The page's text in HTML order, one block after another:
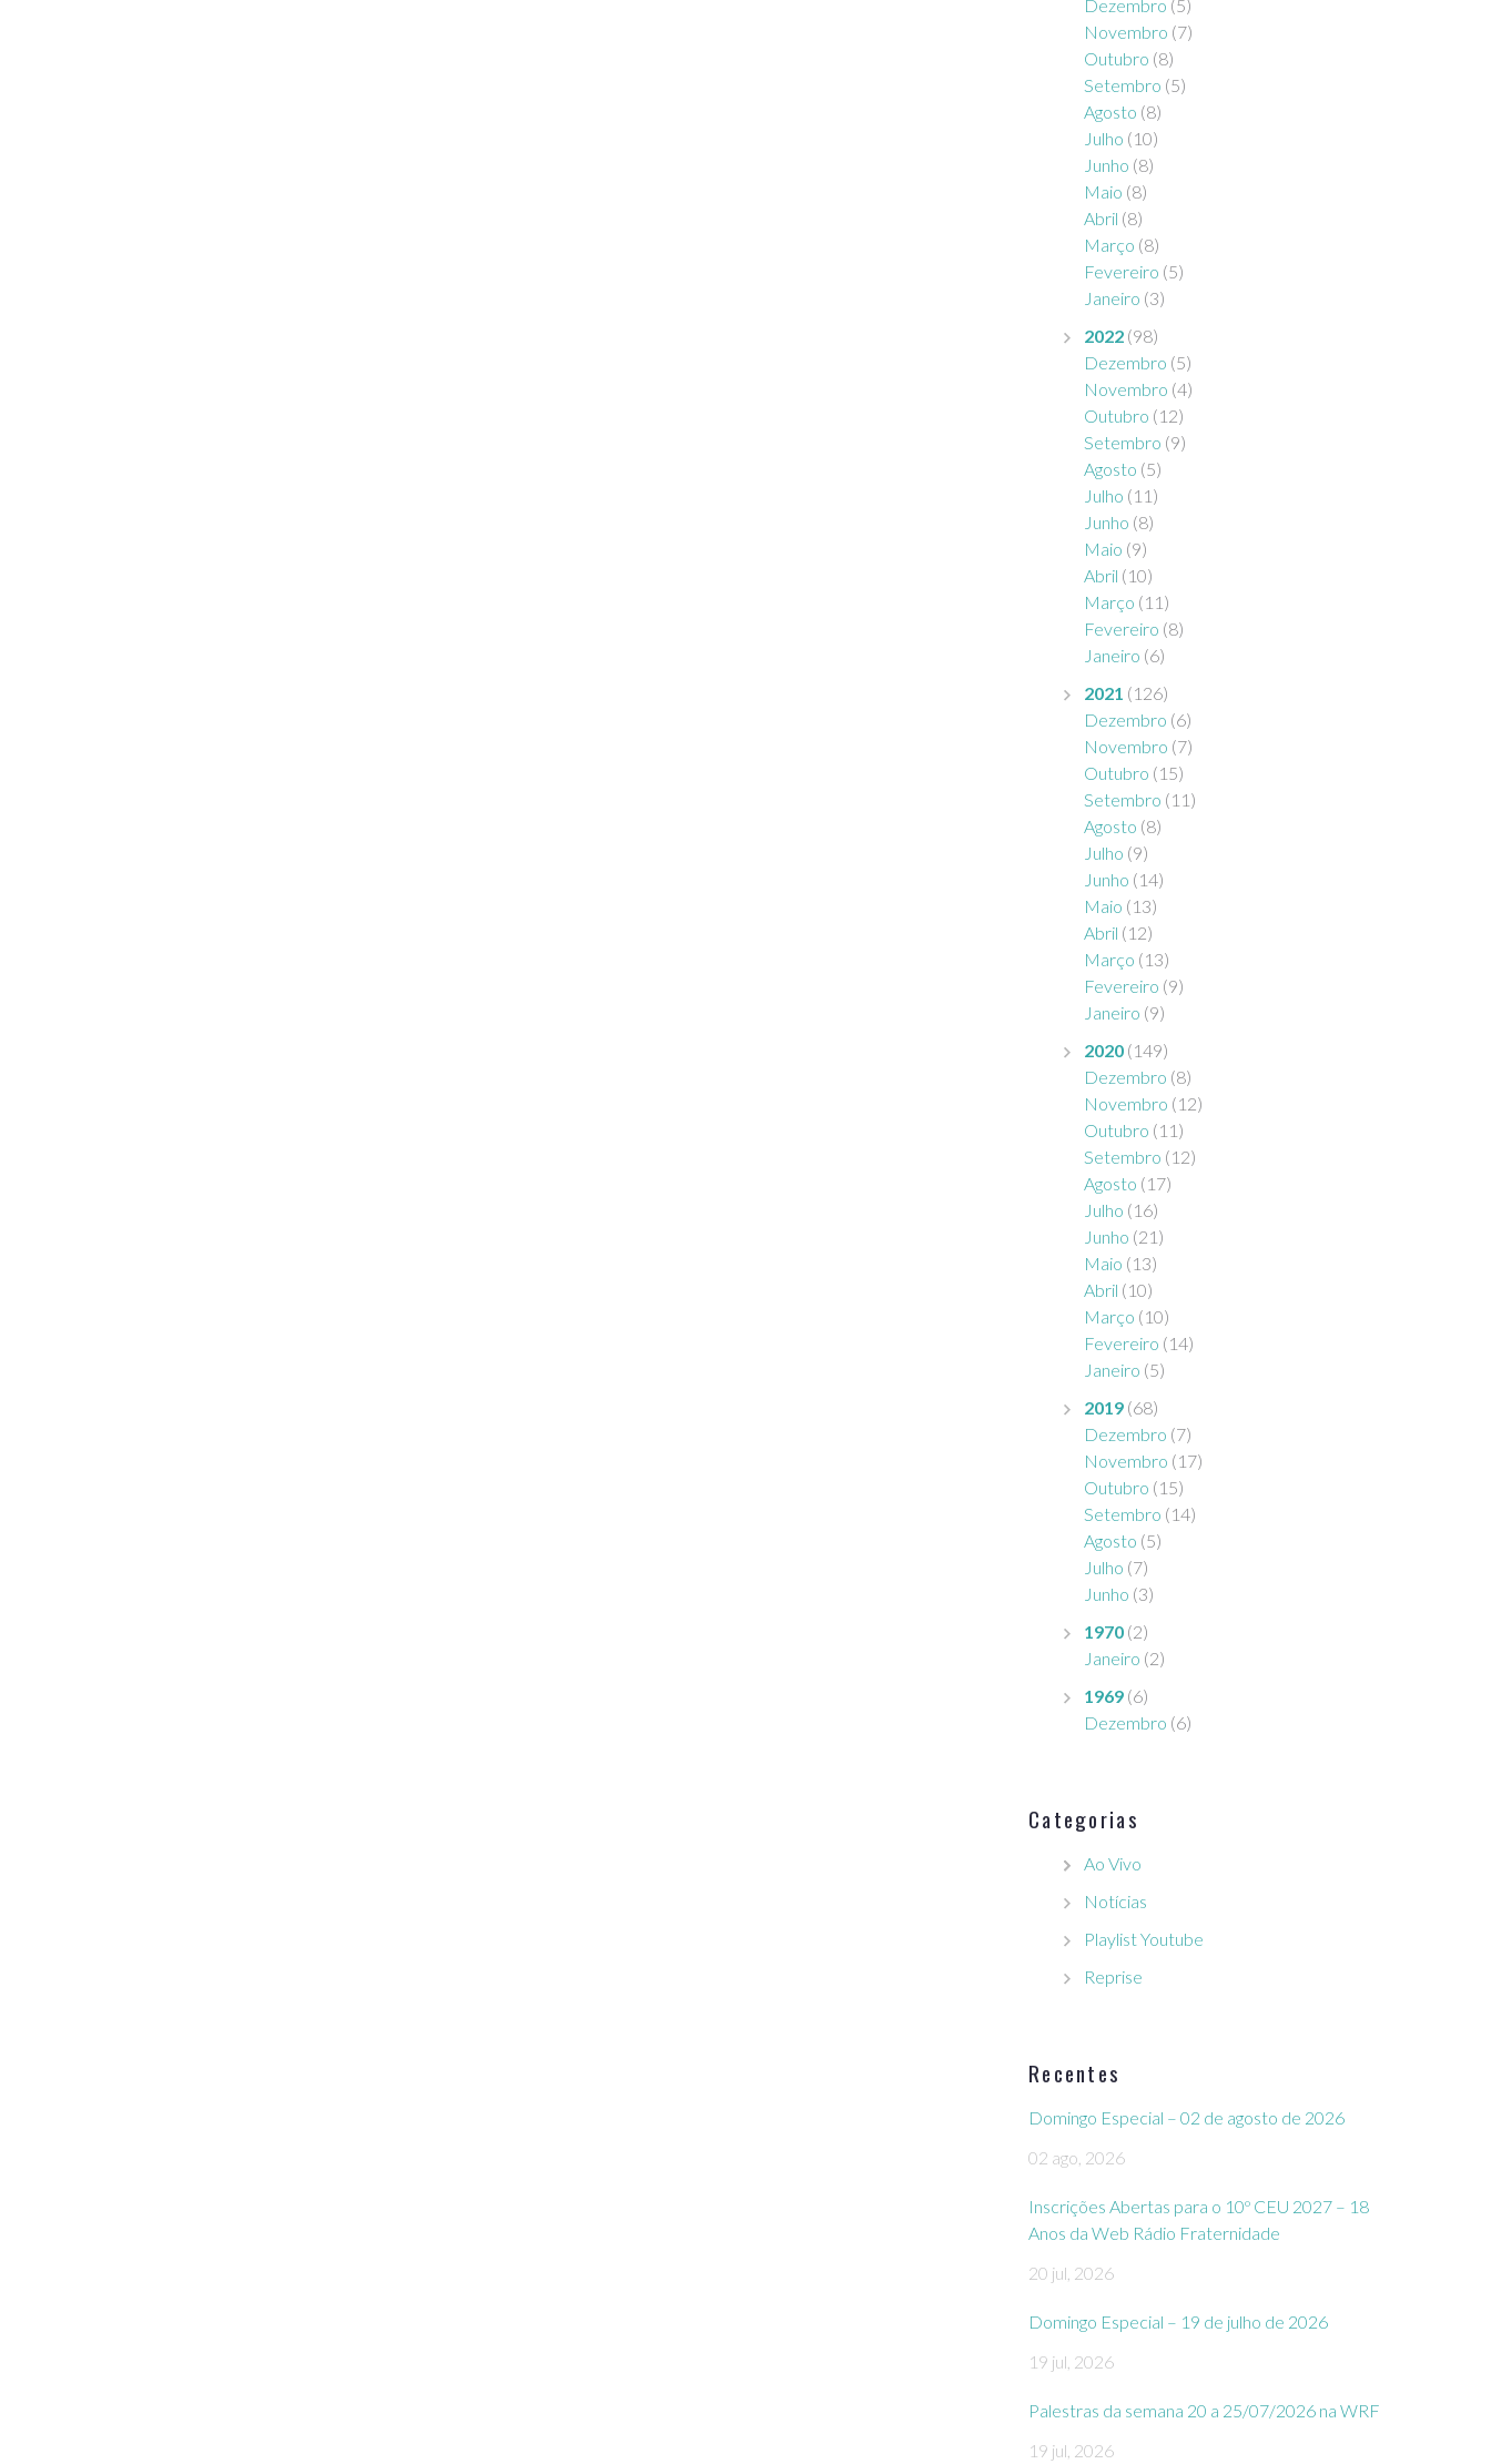
Dezembro (5)
Novembro (7)
Outubro (8)
Setembro (5)
Agosto (8)
Julho (10)
Junho (8)
Maio (8)
Abril (8)
Março (8)
Fevereiro (5)
Janeiro (3)
2022 (98)
Dezembro (5)
Novembro (4)
Outubro (12)
Setembro (9)
Agosto (5)
Julho (11)
Junho (8)
Maio (9)
Abril (10)
Março (11)
Fevereiro (8)
Janeiro (6)
2021 (126)
Dezembro (6)
Novembro (7)
Outubro (15)
Setembro (11)
Agosto (8)
Julho (9)
Junho (14)
Maio (13)
Abril (12)
Março (13)
Fevereiro (9)
Janeiro (9)
2020 (149)
Dezembro (8)
Novembro (12)
Outubro (11)
Setembro (12)
Agosto (17)
Julho (16)
Junho (21)
Maio (13)
Abril (10)
Março (10)
Fevereiro (14)
Janeiro (5)
2019 (68)
Dezembro (7)
Novembro (17)
Outubro (15)
Setembro (14)
Agosto (5)
Julho (7)
Junho (3)
1970 (2)
Janeiro (2)
1969 (6)
Dezembro (6)
Categorias
Ao Vivo
Notícias
Playlist Youtube
Reprise
Recentes
Domingo Especial – 02 de agosto de 2026
02 ago, 2026
Inscrições Abertas para o 10º CEU 2027 – 18
Anos da Web Rádio Fraternidade
20 jul, 2026
Domingo Especial – 19 de julho de 2026
19 jul, 2026
Palestras da semana 20 a 25/07/2026 na WRF
19 jul, 2026